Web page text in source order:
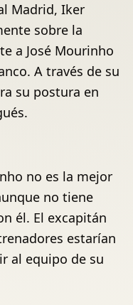
Madrid, Iker
sobre la
a José Mourinho
A través de su
su postura en
no es la mejor
no tiene
él. El excapitán
estarían
al equipo de su